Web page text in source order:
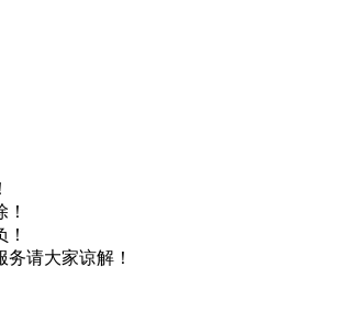
请大家谅解！